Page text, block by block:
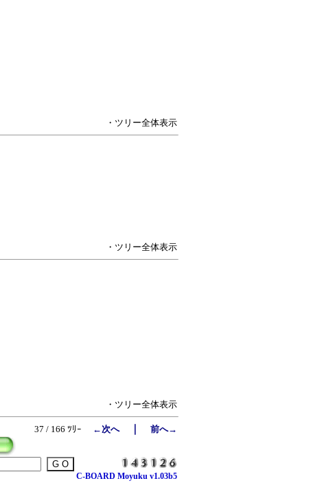
・ツリー全体表示
・ツリー全体表示
・ツリー全体表示
37 / 166 ﾂﾘｰ ←次へ｜ 前へ→
C-BOARD Moyuku v1.03b5